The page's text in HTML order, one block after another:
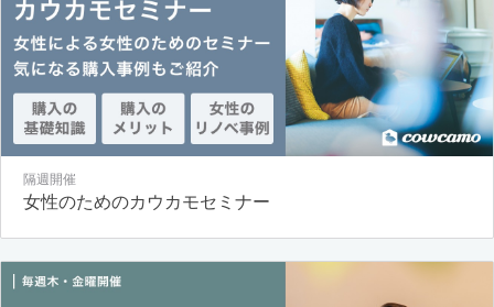
隔週開催
女性のためのカウカモセミナー